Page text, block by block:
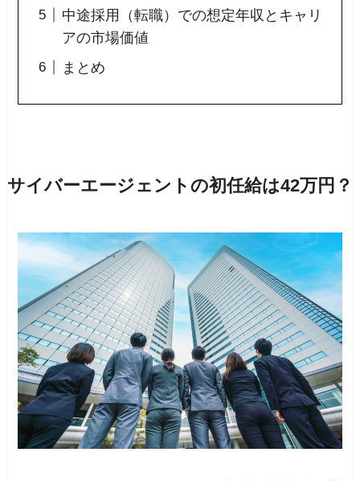
中途採用（転職）での想定年収とキャリ
アの市場価値
まとめ
サイバーエージェントの初任給は42万円？